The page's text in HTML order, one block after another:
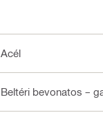
Acél
Beltéri bevonatos –